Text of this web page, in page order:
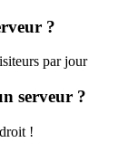
?
par jour
serveur ?
!